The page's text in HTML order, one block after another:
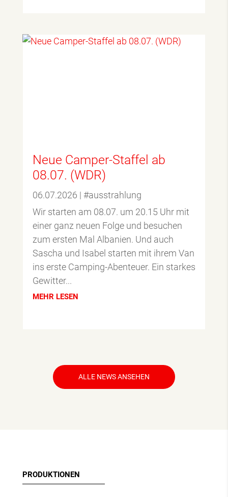
Neue Camper-Staffel ab
08.07. (WDR)
06.07.2026 | #ausstrahlung
Wir starten am 08.07. um 20.15 Uhr mit
einer ganz neuen Folge und besuchen
zum ersten Mal Albanien. Und auch
Sascha und Isabel starten mit ihrem Van
ins erste Camping-Abenteuer. Ein starkes
Gewitter...
MEHR LESEN
ALLE NEWS ANSEHEN
PRODUKTIONEN